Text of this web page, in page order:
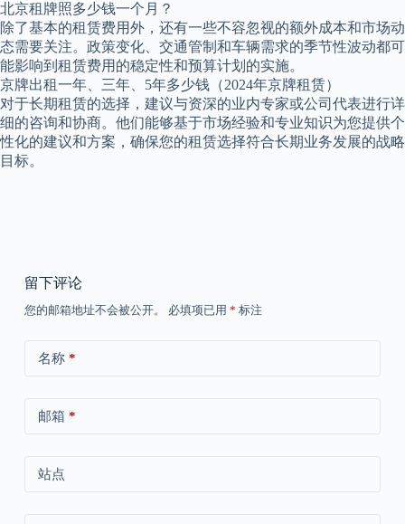
北京租牌照多少钱一个月？
除了基本的租赁费用外，还有一些不容忽视的额外成本和市场动
态需要关注。政策变化、交通管制和车辆需求的季节性波动都可
能影响到租赁费用的稳定性和预算计划的实施。
京牌出租一年、三年、5年多少钱（2024年京牌租赁）
对于长期租赁的选择，建议与资深的业内专家或公司代表进行详
细的咨询和协商。他们能够基于市场经验和专业知识为您提供个
性化的建议和方案，确保您的租赁选择符合长期业务发展的战略
目标。
留下评论
您的邮箱地址不会被公开。 必填项已用 * 标注
名称*
邮箱 *
站点